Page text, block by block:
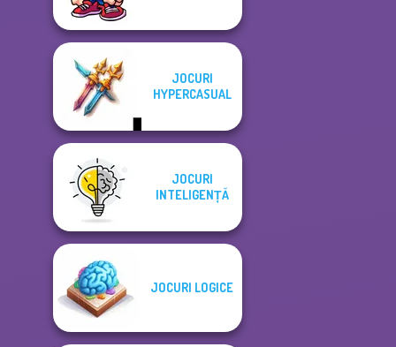
JOCURI
HYPERCASUAL
JOCURI
INTELIGENȚĂ
JOCURI LOGICE